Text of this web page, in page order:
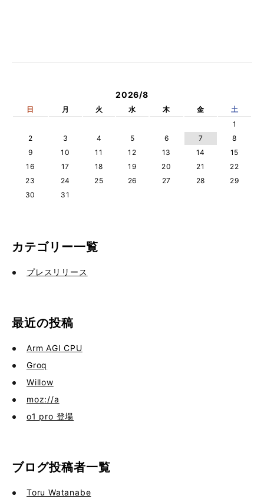
2026/8
日 月 火 水 木 金
土
1
2
3 4 5 6 7
8
9
10 11 12 13 14
15
16
17 18 19 20 21
22
23
24 25 26 27 28
29
30
31
カテゴリー一覧
プレスリリース
最近の投稿
Arm AGI CPU
Groq
Willow
moz://a
o1 pro 登場
ブログ投稿者一覧
Toru Watanabe